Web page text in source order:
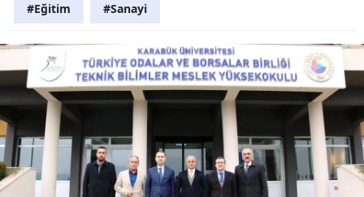
#Eğitim #Sanayi